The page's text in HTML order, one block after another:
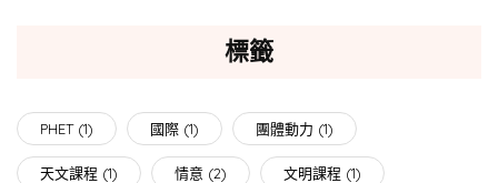
標籤
PHET(1) 國際 (1) 團體動力 (1)
天文課程 (1) 情意 (2) 文明課程 (1)